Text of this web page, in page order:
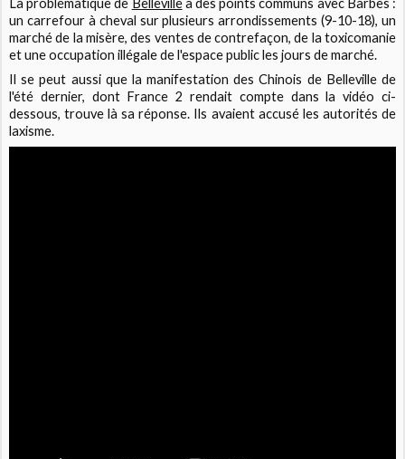
un carrefour à cheval sur plusieurs arrondissements (9-10-18), un
marché de la misère, des ventes de contrefaçon, de la toxicomanie
et une occupation illégale de l'espace public les jours de marché.
Il se peut aussi que la manifestation des Chinois de Belleville de
l'été dernier, dont France 2 rendait compte dans la vidéo ci-
dessous, trouve là sa réponse. Ils avaient accusé les autorités de
laxisme.